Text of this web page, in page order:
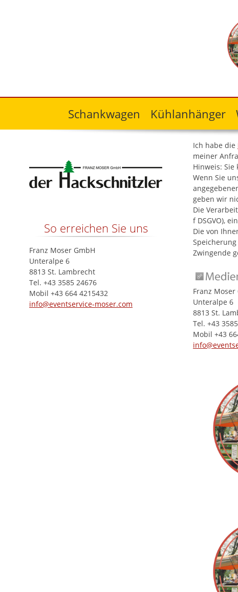
Schankwagen Kühlanhänger
Ich habe die
meiner
Hinweis:
Wenn Sie
geben wir
Die
f DSGVO),
Die von
Zwingende
Franz Moser
Unteralpe 6
8813 St.
Tel. +43
Mobil +43
So erreichen Sie uns
Franz Moser GmbH
Unteralpe 6
8813 St. Lambrecht
Tel. +43 3585 24676
Mobil +43 664 4215432
info@eventservice-moser.com